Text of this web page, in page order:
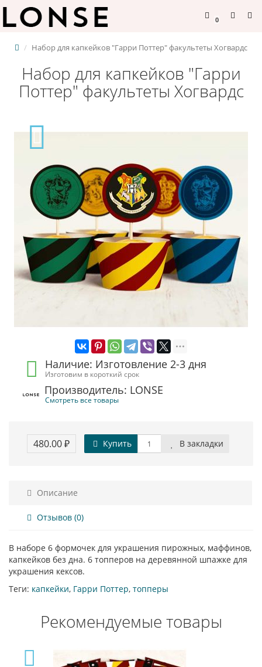
0
Набор для капкейков "Гарри Поттер" факультеты Хогвардс
Набор для капкейков "Гарри
Поттер" факультеты Хогвардс
Наличие: Изготовление 2-3 дня
Изготовим в короткий срок
Производитель: LONSE
Смотреть все товары
480.00 ₽ Купить В закладки
Описание
Отзывов (0)
В наборе 6 формочек для украшения пирожных, маффинов,
капкейков без дна. 6 топперов на деревянной шпажке для
украшения кексов.
Теги: капкейки, Гарри Поттер, топперы
Рекомендуемые товары